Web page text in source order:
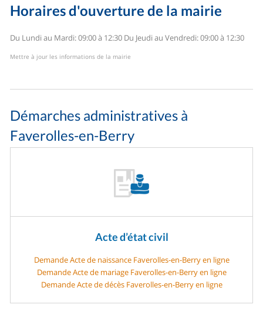
Horaires d'ouverture de la mairie
Du Lundi au Mardi: 09:00 à 12:30 Du Jeudi au Vendredi: 09:00 à 12:30
Mettre à jour les informations de la mairie
Démarches administratives à
Faverolles-en-Berry
Acte d’état civil
Demande Acte de naissance Faverolles-en-Berry en ligne
Demande Acte de mariage Faverolles-en-Berry en ligne
Demande Acte de décès Faverolles-en-Berry en ligne